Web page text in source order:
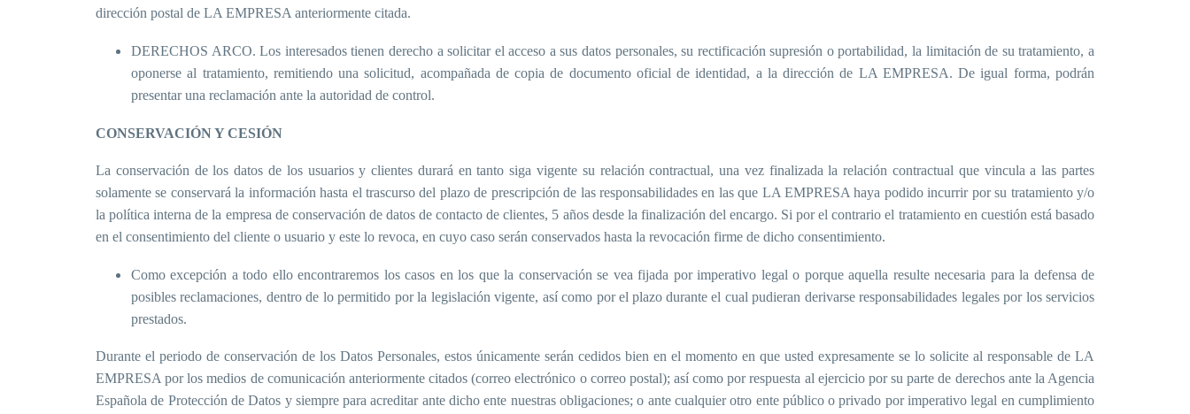
dirección postal de LA EMPRESA anteriormente citada.
DERECHOS ARCO. Los interesados tienen derecho a solicitar el acceso a sus datos personales, su rectificación supresión o portabilidad, la limitación de su tratamiento, a
oponerse al tratamiento, remitiendo una solicitud, acompañada de copia de documento oficial de identidad, a la dirección de LA EMPRESA. De igual forma, podrán
presentar una reclamación ante la autoridad de control.
CONSERVACIÓN Y CESIÓN
La conservación de los datos de los usuarios y clientes durará en tanto siga vigente su relación contractual, una vez finalizada la relación contractual que vincula a las partes
solamente se conservará la información hasta el trascurso del plazo de prescripción de las responsabilidades en las que LA EMPRESA haya podido incurrir por su tratamiento y/o
la política interna de la empresa de conservación de datos de contacto de clientes, 5 años desde la finalización del encargo. Si por el contrario el tratamiento en cuestión está basado
en el consentimiento del cliente o usuario y este lo revoca, en cuyo caso serán conservados hasta la revocación firme de dicho consentimiento.
Como excepción a todo ello encontraremos los casos en los que la conservación se vea fijada por imperativo legal o porque aquella resulte necesaria para la defensa de
posibles reclamaciones, dentro de lo permitido por la legislación vigente, así como por el plazo durante el cual pudieran derivarse responsabilidades legales por los servicios
prestados.
Durante el periodo de conservación de los Datos Personales, estos únicamente serán cedidos bien en el momento en que usted expresamente se lo solicite al responsable de LA
EMPRESA por los medios de comunicación anteriormente citados (correo electrónico o correo postal); así como por respuesta al ejercicio por su parte de derechos ante la Agencia
Española de Protección de Datos y siempre para acreditar ante dicho ente nuestras obligaciones; o ante cualquier otro ente público o privado por imperativo legal en cumplimiento